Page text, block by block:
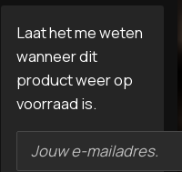
Laat het me weten
wanneer dit
product weer op
voorraad is.